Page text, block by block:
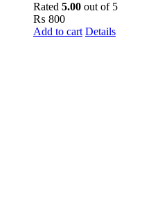
Rated 5.00 out of 5
₨ 800
Add to cart Details